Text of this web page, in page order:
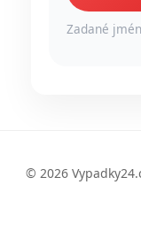
Zadané
© 2026